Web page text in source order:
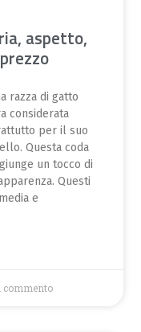
aspetto,
razza di gatto
considerata
per il suo
Questa coda
un tocco di
Questi
e
commento